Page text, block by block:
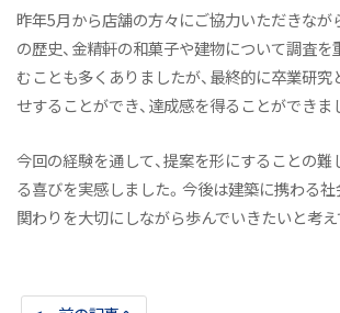
昨年5月から店舗の方々にご協力いただきなが
の歴史、金精軒の和菓子や建物について調査を
むことも多くありましたが、最終的に卒業研
せすることができ、達成感を得ることができま
今回の経験を通して、提案を形にすることの難
る喜びを実感しました。今後は建築に携わる社
関わりを大切にしながら歩んでいきたいと考え